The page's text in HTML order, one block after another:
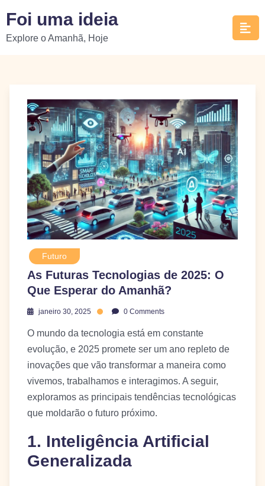
content
Foi uma ideia
Explore o Amanhã, Hoje
Futuro
As Futuras Tecnologias de 2025: O
Que Esperar do Amanhã?
janeiro 30, 2025 0 Comments
O mundo da tecnologia está em constante
evolução, e 2025 promete ser um ano repleto de
inovações que vão transformar a maneira como
vivemos, trabalhamos e interagimos. A seguir,
exploramos as principais tendências tecnológicas
que moldarão o futuro próximo.
1. Inteligência Artificial
Generalizada